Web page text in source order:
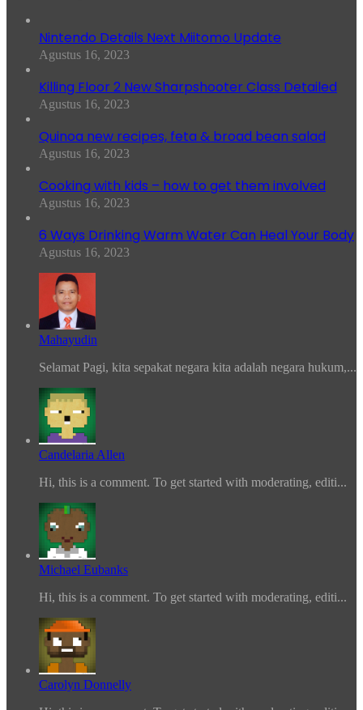
Nintendo Details Next Miitomo Update
Agustus 16, 2023
Killing Floor 2 New Sharpshooter Class Detailed
Agustus 16, 2023
Quinoa new recipes, feta & broad bean salad
Agustus 16, 2023
Cooking with kids – how to get them involved
Agustus 16, 2023
6 Ways Drinking Warm Water Can Heal Your Body
Agustus 16, 2023
Mahayudin
Selamat Pagi, kita sepakat negara kita adalah negara hukum,...
Candelaria Allen
Hi, this is a comment. To get started with moderating, editi...
Michael Eubanks
Hi, this is a comment. To get started with moderating, editi...
Carolyn Donnelly